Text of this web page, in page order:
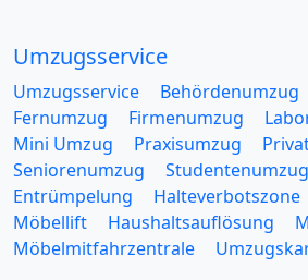
Umzugsservice
Umzugsservice Behördenumzug
Fernumzug
Firmenumzug
Mini Umzug
Praxisumzug
Seniorenumzug
Studentenumzug
Entrümpelung
Halteverbotszone
Möbellift
Haushaltsauflösung
Möbelmitfahrzentrale